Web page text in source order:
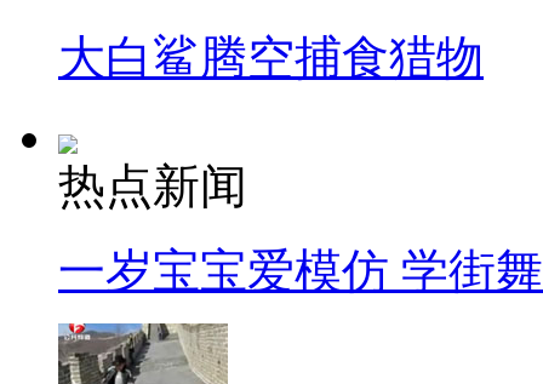
大白鲨腾空捕食猎物
热点新闻
一岁宝宝爱模仿 学街